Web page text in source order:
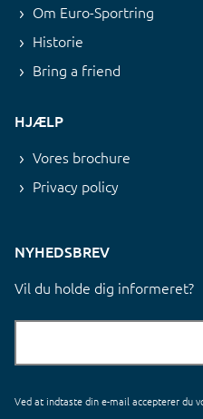
Om Euro-Sportring
Historie
Bring a friend
HJÆLP
Vores brochure
Privacy policy
NYHEDSBREV
Vil du holde dig informeret?
Ved at indtaste din e-mail accepterer du